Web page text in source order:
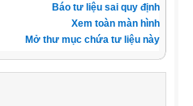
Báo tư liệu sai quy định
Xem toàn màn hình
Mở thư mục chứa tư liệu này